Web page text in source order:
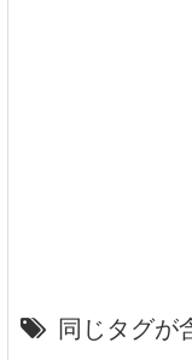
同じタグが